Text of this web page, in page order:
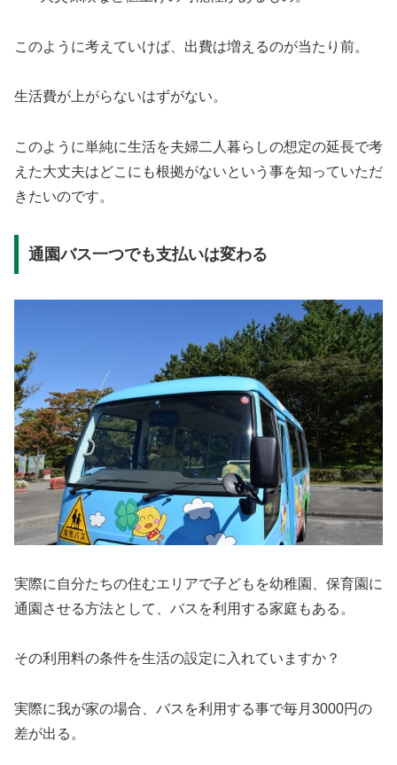
このように考えていけば、出費は増えるのが当たり前。
生活費が上がらないはずがない。
このように単純に生活を夫婦二人暮らしの想定の延長で考
えた大丈夫はどこにも根拠がないという事を知っていただ
きたいのです。
通園バス一つでも支払いは変わる
実際に自分たちの住むエリアで子どもを幼稚園、保育園に
通園させる方法として、バスを利用する家庭もある。
その利用料の条件を生活の設定に入れていますか？
実際に我が家の場合、バスを利用する事で毎月3000円の
差が出る。